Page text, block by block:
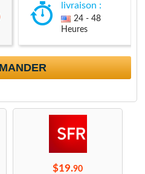
livraison :
24 - 48
Heures
$19.90